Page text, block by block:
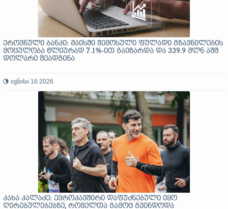
ეროვნული ბანკი: მაისში შემოსული ფულადი გზავნილების
მოცულობა წლიურად 7.1%-ით გაიზარდა და 339.9 მლნ აშშ
დოლარი შეადგინა
ივნისი 16 2026
კახა კალაძე: ევროკავშირი დაფუძნებული იყო
ღირებულებებზე, რომელთა გამოც გვინდოდა